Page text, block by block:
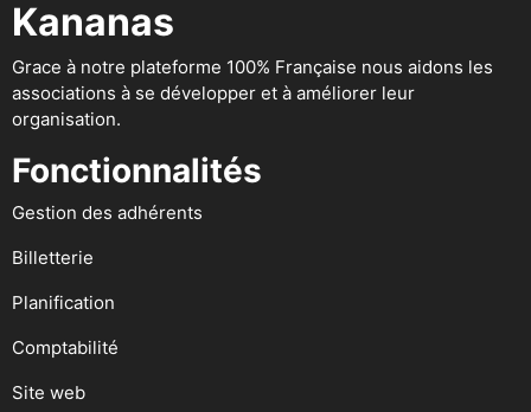
Kananas
Grace à notre plateforme 100% Française nous aidons les
associations à se développer et à améliorer leur
organisation.
Fonctionnalités
Gestion des adhérents
Billetterie
Planification
Comptabilité
Site web